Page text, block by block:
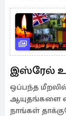
இஸ்ரேல்
ஒப்பந்த
ஆயுதங்களை
நாங்கள்